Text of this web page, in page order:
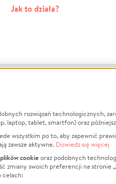
Jak to działa?
Informacje
Jak to działa?
Regulamin
Polityka Prywatności
rozwiązań technologicznych,
laptop, tablet, smartfon) oraz
wszystkim po to, aby zapewnić
zawsze aktywne. Dowiedz się więcej
cookieoraz podobnych
zmiany swoich preferencji na stronie
celach: